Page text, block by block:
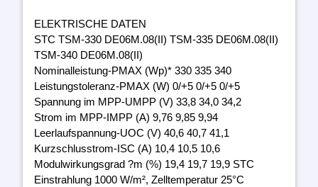
ELEKTRISCHE DATEN
STC TSM-330 DE06M.08(II) TSM-335 DE06M.08(II)
TSM-340 DE06M.08(II)
Nominalleistung-PMAX (Wp)* 330 335 340
Leistungstoleranz-PMAX (W) 0/+5 0/+5 0/+5
Spannung im MPP-UMPP (V) 33,8 34,0 34,2
Strom im MPP-IMPP (A) 9,76 9,85 9,94
Leerlaufspannung-UOC (V) 40,6 40,7 41,1
Kurzschlusstrom-ISC (A) 10,4 10,5 10,6
Modulwirkungsgrad ?m (%) 19,4 19,7 19,9 STC
Einstrahlung 1000 W/m², Zelltemperatur 25°C